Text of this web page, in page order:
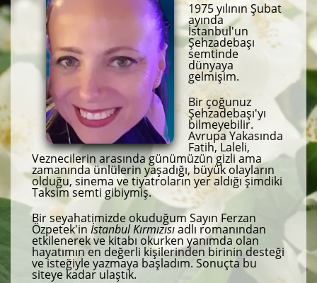
1975 yılının Şubat
ayında
İstanbul'un
Şehzadebaşı
semtinde
dünyaya
gelmişim.
Bir çoğunuz
Şehzadebaşı'yı
bilmeyebilir.
Avrupa Yakasında
Fatih, Laleli,
Veznecilerin arasında günümüzün gizli ama
zamanında ünlülerin yaşadığı, büyük olayların
olduğu, sinema ve tiyatroların yer aldığı şimdiki
Taksim semti gibiymiş.
Bir seyahatimizde okuduğum Sayın Ferzan
Özpetek'in İstanbul Kırmızısıadlı romanından
etkilenerek ve kitabı okurken yanımda olan
hayatımın en değerli kişilerinden birinin desteği
ve isteğiyle yazmaya başladım. Sonuçta bu
siteye kadar ulaştık.